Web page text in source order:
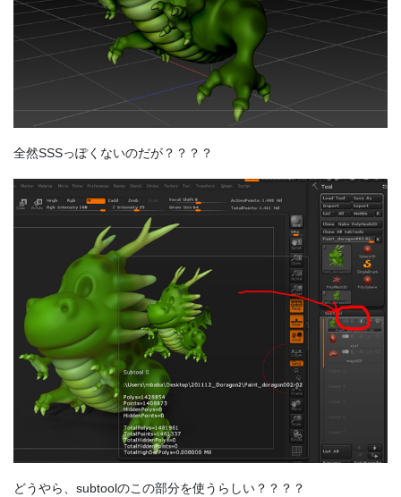
全然SSSっぽくないのだが？？？？
どうやら、subtoolのこの部分を使うらしい？？？？